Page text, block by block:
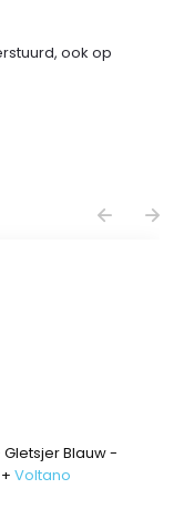
ook op
Gletsjer Blauw -
Voltano